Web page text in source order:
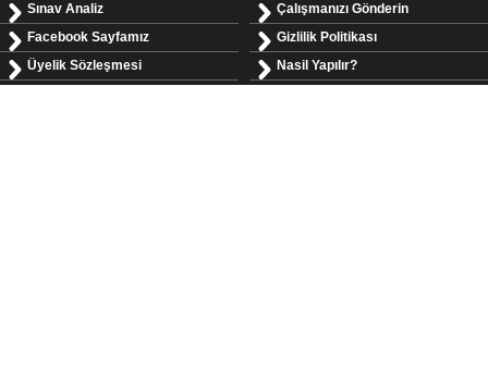
Sınav Analiz
Facebook Sayfamız
Üyelik Sözleşmesi
Çalışmanızı Gönderin
Gizlilik Politikası
Nasil Yapılır?